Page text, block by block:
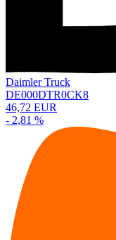
Daimler Truck
DE000DTR0CK8
46,72 EUR
- 2,81 %